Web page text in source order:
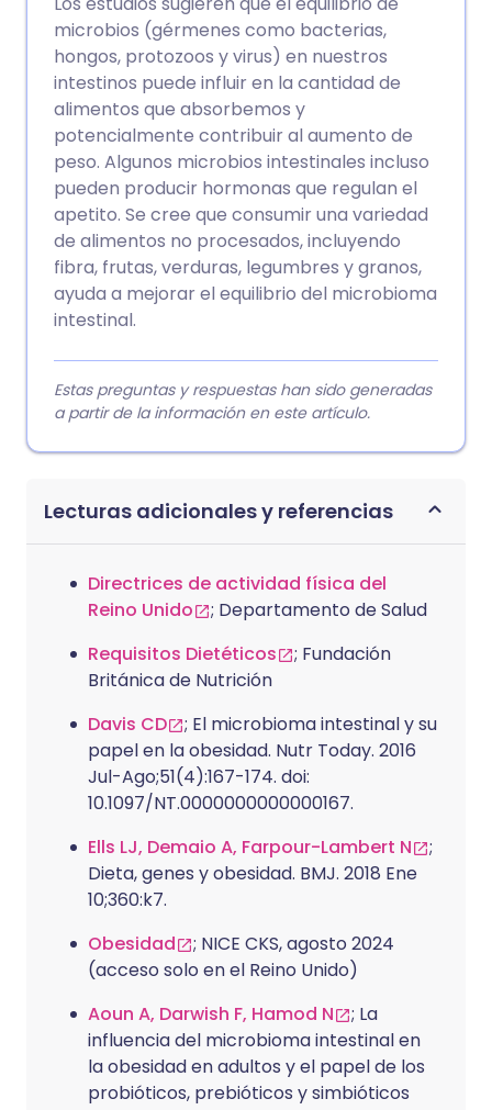
microbios (gérmenes como bacterias,
hongos, protozoos y virus) en nuestros
intestinos puede influir en la cantidad de
alimentos que absorbemos y
potencialmente contribuir al aumento de
peso. Algunos microbios intestinales incluso
pueden producir hormonas que regulan el
apetito. Se cree que consumir una variedad
de alimentos no procesados, incluyendo
fibra, frutas, verduras, legumbres y granos,
ayuda a mejorar el equilibrio del microbioma
intestinal.
Estas preguntas y respuestas han sido generadas
a partir de la información en este artículo.
Lecturas adicionales y referencias
Directrices de actividad física del
Reino Unido
; Departamento de Salud
Requisitos Dietéticos
; Fundación
Británica de Nutrición
Davis CD
; El microbioma intestinal y su
papel en la obesidad. Nutr Today. 2016
Jul-Ago;51(4):167-174. doi:
10.1097/NT.0000000000000167.
Ells LJ, Demaio A, Farpour-Lambert N
;
Dieta, genes y obesidad. BMJ. 2018 Ene
10;360:k7.
Obesidad
; NICE CKS, agosto 2024
(acceso solo en el Reino Unido)
Aoun A, Darwish F, Hamod N
; La
influencia del microbioma intestinal en
la obesidad en adultos y el papel de los
probióticos, prebióticos y simbióticos